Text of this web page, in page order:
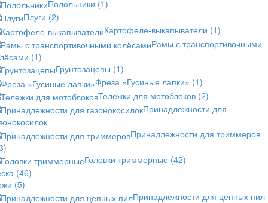
Полольники (1)
Плуги (2)
Картофеле-выкапыватели (1)
Рамы с транспортивочными
(1)
Грунтозацепы (1)
Фреза «Гусиные лапки» (1)
Тележки для мотоблоков (2)
Принадлежности для
Принадлежности для триммеров
Головки триммерные (42)
(46)
(5)
Принадлежности для цепных пил